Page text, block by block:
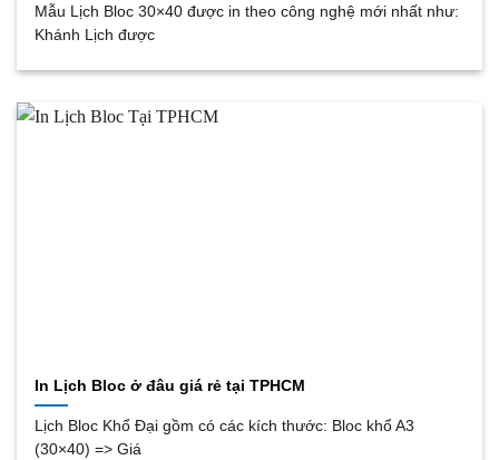
Mẫu Lịch Bloc 30×40 được in theo công nghệ mới nhất như:
Khánh Lịch được
In Lịch Bloc ở đâu giá rẻ tại TPHCM
Lịch Bloc Khổ Đại gồm có các kích thước: Bloc khổ A3
(30×40) => Giá